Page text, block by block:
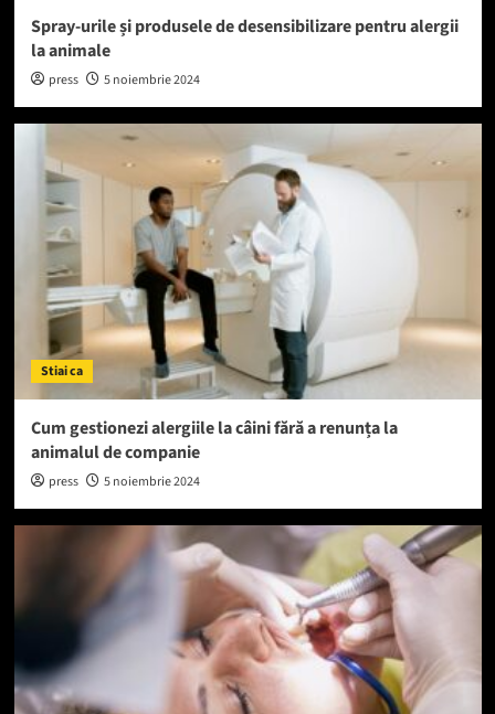
Spray-urile și produsele de desensibilizare pentru alergii
la animale
press 5 noiembrie 2024
Stiai ca
Cum gestionezi alergiile la câini fără a renunța la
animalul de companie
press 5 noiembrie 2024